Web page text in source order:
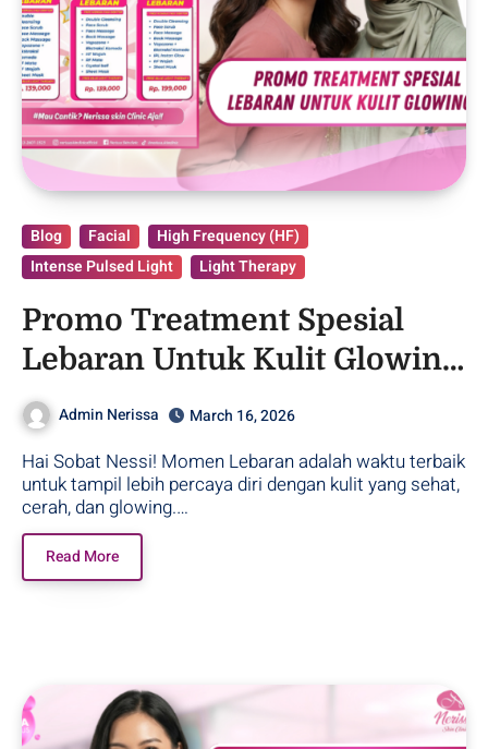
Blog Facial
High Frequency (HF)
Intense Pulsed Light
Light Therapy
Promo Treatment Spesial
Lebaran Untuk Kulit Glowing
– Purwodadi
Admin Nerissa March 16, 2026
Hai Sobat Nessi! Momen Lebaran adalah waktu terbaik
untuk tampil lebih percaya diri dengan kulit yang sehat,
cerah, dan glowing.…
Read More